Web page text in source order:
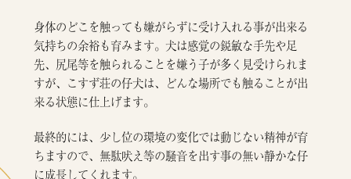
身体のどこを触っても嫌がらずに受け入れる事が出来る
気持ちの余裕も育みます。犬は感覚の鋭敏な手先や足
先、尻尾等を触られることを嫌う子が多く見受けられま
すが、こすず荘の仔犬は、どんな場所でも触ることが出
来る状態に仕上げます。
最終的には、少し位の環境の変化では動じない精神が育
ちますので、無駄吠え等の騒音を出す事の無い静かな仔
に成長してくれます。